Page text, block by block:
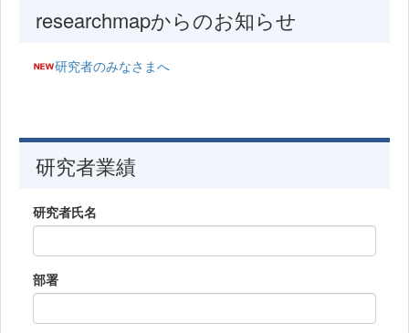
researchmapからのお知らせ
研究者のみなさまへ
研究者業績
研究者氏名
部署